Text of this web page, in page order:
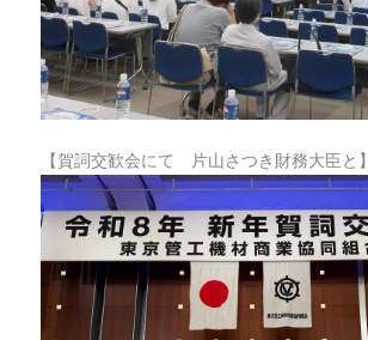
【賀詞交歓会にて 片山さつき財務大臣と】